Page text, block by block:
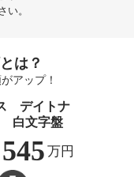
い。
は？
アップ！
デイトナ
白文字盤
545 万円